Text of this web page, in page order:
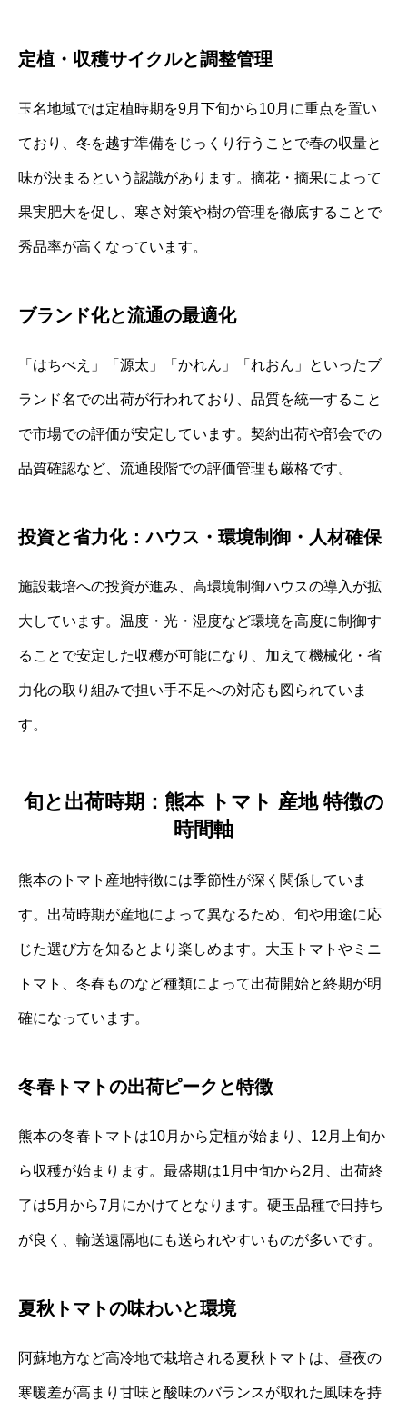
定植・収穫サイクルと調整管理
玉名地域では定植時期を9月下旬から10月に重点を置い
ており、冬を越す準備をじっくり行うことで春の収量と
味が決まるという認識があります。摘花・摘果によって
果実肥大を促し、寒さ対策や樹の管理を徹底することで
秀品率が高くなっています。
ブランド化と流通の最適化
「はちべえ」「源太」「かれん」「れおん」といったブ
ランド名での出荷が行われており、品質を統一すること
で市場での評価が安定しています。契約出荷や部会での
品質確認など、流通段階での評価管理も厳格です。
投資と省力化：ハウス・環境制御・人材確保
施設栽培への投資が進み、高環境制御ハウスの導入が拡
大しています。温度・光・湿度など環境を高度に制御す
ることで安定した収穫が可能になり、加えて機械化・省
力化の取り組みで担い手不足への対応も図られていま
す。
旬と出荷時期：熊本 トマト 産地 特徴の
時間軸
熊本のトマト産地特徴には季節性が深く関係していま
す。出荷時期が産地によって異なるため、旬や用途に応
じた選び方を知るとより楽しめます。大玉トマトやミニ
トマト、冬春ものなど種類によって出荷開始と終期が明
確になっています。
冬春トマトの出荷ピークと特徴
熊本の冬春トマトは10月から定植が始まり、12月上旬か
ら収穫が始まります。最盛期は1月中旬から2月、出荷終
了は5月から7月にかけてとなります。硬玉品種で日持ち
が良く、輸送遠隔地にも送られやすいものが多いです。
夏秋トマトの味わいと環境
阿蘇地方など高冷地で栽培される夏秋トマトは、昼夜の
寒暖差が高まり甘味と酸味のバランスが取れた風味を持